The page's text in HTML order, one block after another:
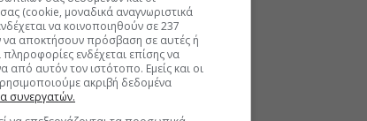
Ελλάδα και τη
με τη Δυτική Ευρώπη,
περιθώρια
δήλωσε:
(cookie, μοναδικά αναγνωριστικά
να κοινοποιηθούν σε 237
αποκτήσουν πρόσβαση σε αυτές ή
ενδέχεται επίσης να
από αυτόν τον ιστότοπο. Εμείς και οι
ακριβή δεδομένα
συνεργατών.